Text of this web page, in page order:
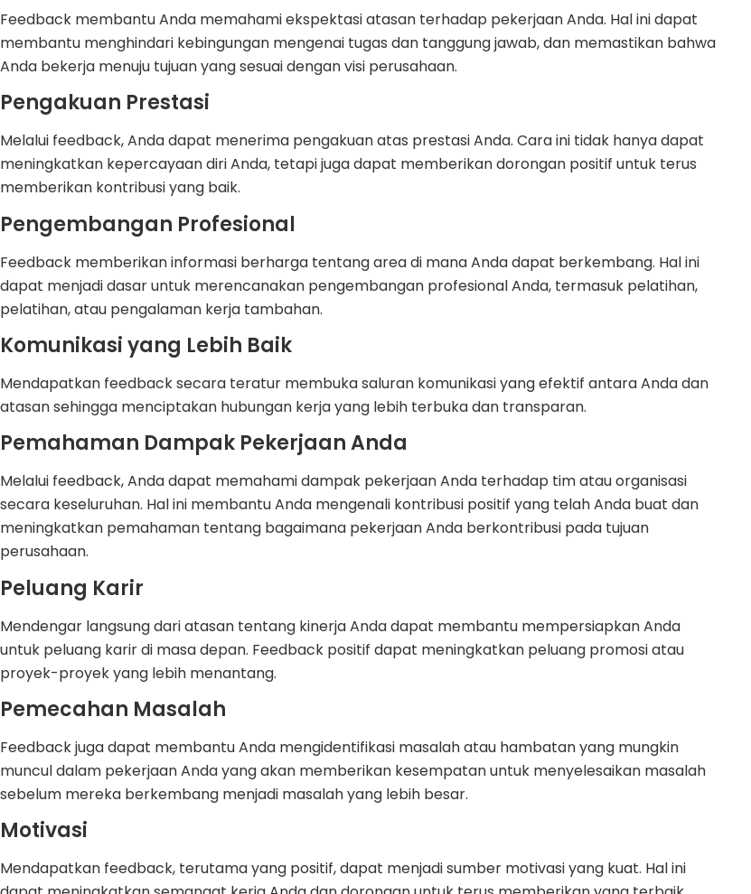
Feedback membantu Anda memahami ekspektasi atasan terhadap pekerjaan Anda. Hal ini dapat
membantu menghindari kebingungan mengenai tugas dan tanggung jawab, dan memastikan bahwa
Anda bekerja menuju tujuan yang sesuai dengan visi perusahaan.
Pengakuan Prestasi
Melalui feedback, Anda dapat menerima pengakuan atas prestasi Anda. Cara ini tidak hanya dapat
meningkatkan kepercayaan diri Anda, tetapi juga dapat memberikan dorongan positif untuk terus
memberikan kontribusi yang baik.
Pengembangan Profesional
Feedback memberikan informasi berharga tentang area di mana Anda dapat berkembang. Hal ini
dapat menjadi dasar untuk merencanakan pengembangan profesional Anda, termasuk pelatihan,
pelatihan, atau pengalaman kerja tambahan.
Komunikasi yang Lebih Baik
Mendapatkan feedback secara teratur membuka saluran komunikasi yang efektif antara Anda dan
atasan sehingga menciptakan hubungan kerja yang lebih terbuka dan transparan.
Pemahaman Dampak Pekerjaan Anda
Melalui feedback, Anda dapat memahami dampak pekerjaan Anda terhadap tim atau organisasi
secara keseluruhan. Hal ini membantu Anda mengenali kontribusi positif yang telah Anda buat dan
meningkatkan pemahaman tentang bagaimana pekerjaan Anda berkontribusi pada tujuan
perusahaan.
Peluang Karir
Mendengar langsung dari atasan tentang kinerja Anda dapat membantu mempersiapkan Anda
untuk peluang karir di masa depan. Feedback positif dapat meningkatkan peluang promosi atau
proyek-proyek yang lebih menantang.
Pemecahan Masalah
Feedback juga dapat membantu Anda mengidentifikasi masalah atau hambatan yang mungkin
muncul dalam pekerjaan Anda yang akan memberikan kesempatan untuk menyelesaikan masalah
sebelum mereka berkembang menjadi masalah yang lebih besar.
Motivasi
Mendapatkan feedback, terutama yang positif, dapat menjadi sumber motivasi yang kuat. Hal ini